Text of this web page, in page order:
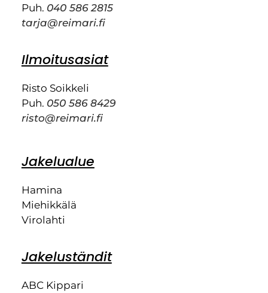
Puh. 040 586 2815
tarja@reimari.fi
Ilmoitusasiat
Risto Soikkeli
Puh. 050 586 8429
risto@reimari.fi
Jakelualue
Hamina
Miehikkälä
Virolahti
Jakeluständit
ABC Kippari